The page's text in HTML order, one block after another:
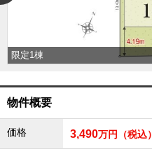
限定1棟
物件概要
価格 3,490万円（税込）
神奈川全域エリアの新築一戸建
神奈川全域エリアの中古一戸建
神奈川全域エリアのマンション
神奈川全域エリアの土地
沖縄全域エリアの新築一戸建
沖縄全域エリアの中古一戸建